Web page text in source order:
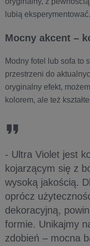
lubią eksperymentować.
Mocny akcent –
Modny fotel lub sofa to
przestrzeni do
oryginalny efekt,
kolorem, ale też
- Ultra Violet jest
kojarzącym się z
wysoką jakością.
oprócz
dekoracyjną,
formie. Unikajmy
zdobień – mocna